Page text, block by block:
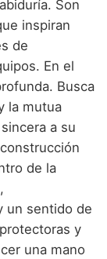
Son
inspiran
de
En el
Busca
la mutua
a su
de la
un sentido de
y
una mano